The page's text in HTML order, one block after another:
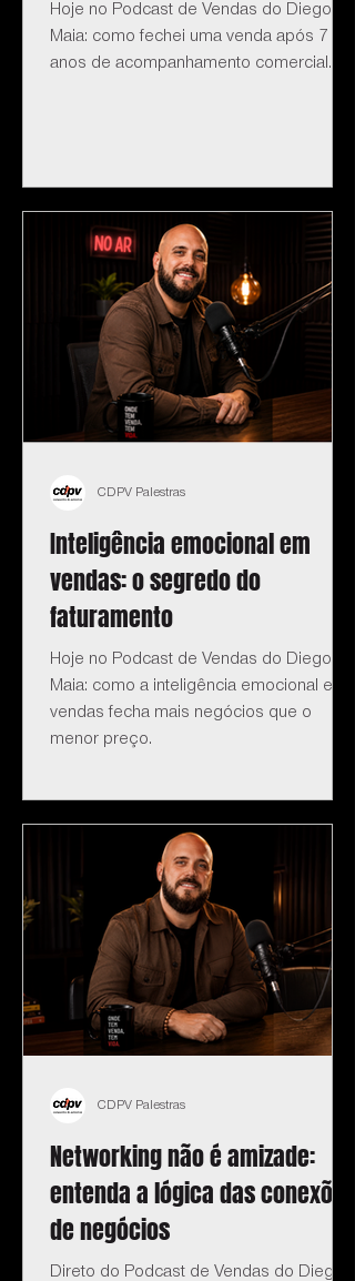
Hoje no Podcast de Vendas do Diego
Maia: como fechei uma venda após 7
anos de acompanhamento comercial.
Inteligência emocional em
vendas: o segredo do
faturamento
Hoje no Podcast de Vendas do Diego
Maia: como a inteligência emocional em
vendas fecha mais negócios que o
menor preço.
CDPV Palestras
Networking não é amizade:
entenda a lógica das conexões
de negócios
Direto do Podcast de Vendas do Diego
CDPV Palestras